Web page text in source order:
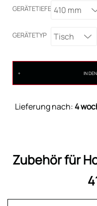
GERÄTETIEFE 410 mm
GERÄTETYP Tisch
IN
Lieferung nach:4
Zubehör für